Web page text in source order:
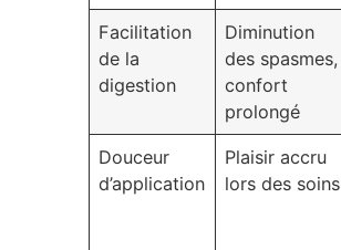
Facilitation
de la
digestion
Diminution
des spasmes,
confort
prolongé
Douceur
d’application
Plaisir accru
lors des soins